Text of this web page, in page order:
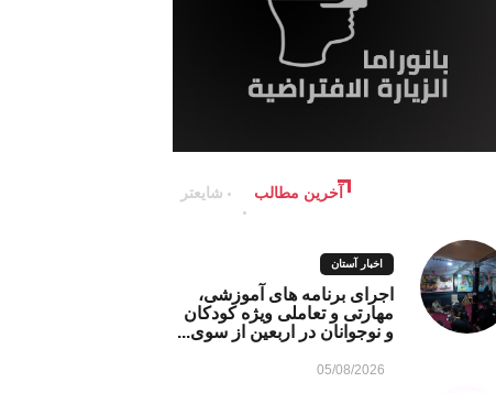
آخرین مطالب شایعتر
اخبار آستان
اجرای برنامه های آموزشی،
مهارتی و تعاملی ویژه کودکان
و نوجوانان در اربعین از سوی...
05/08/2026